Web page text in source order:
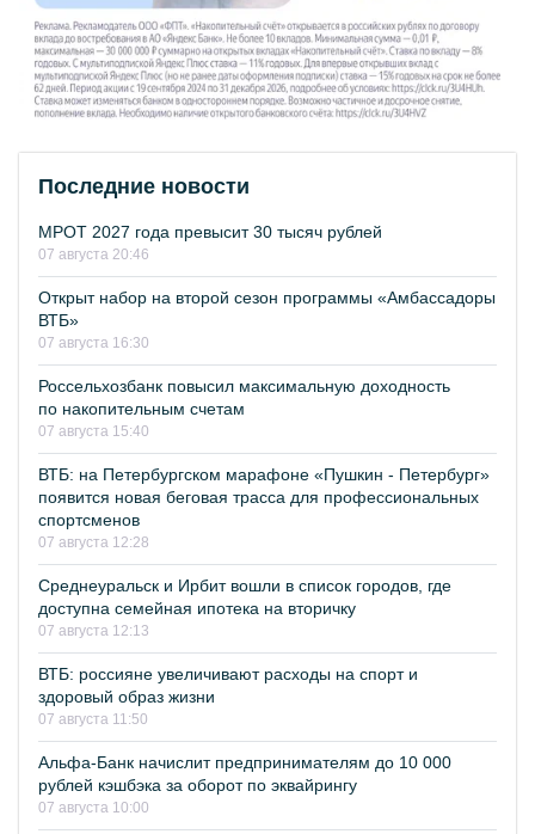
Последние новости
МРОТ 2027 года превысит 30 тысяч рублей
07 августа 20:46
Открыт набор на второй сезон программы «Амбассадоры
ВТБ»
07 августа 16:30
Россельхозбанк повысил максимальную доходность
по накопительным счетам
07 августа 15:40
ВТБ: на Петербургском марафоне «Пушкин - Петербург»
появится новая беговая трасса для профессиональных
спортсменов
07 августа 12:28
Среднеуральск и Ирбит вошли в список городов, где
доступна семейная ипотека на вторичку
07 августа 12:13
ВТБ: россияне увеличивают расходы на спорт и
здоровый образ жизни
07 августа 11:50
Альфа-Банк начислит предпринимателям до 10 000
рублей кэшбэка за оборот по эквайрингу
07 августа 10:00